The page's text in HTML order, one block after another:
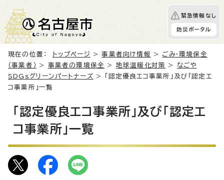
緊急情報なし
防災ポータル
現在の位置： トップページ >事業者向け情報 > ごみ・環境保全
（事業者）
> 事業者の環境保全 > 地球温暖化対策 > なごや
SDGsグリーンパートナーズ > 「認定優良エコ事業所」及び「認定エ
コ事業所」一覧
「認定優良エコ事業所」及び「認定エ
コ事業所」一覧